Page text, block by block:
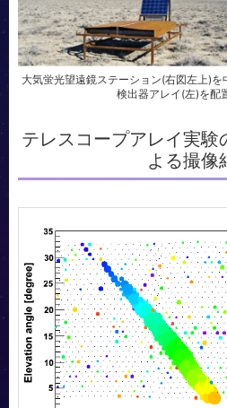
大気蛍光望遠鏡ステーション(右図左上)
検出器アレイ(左)を配
テレスコープアレイ実験
よる撮像